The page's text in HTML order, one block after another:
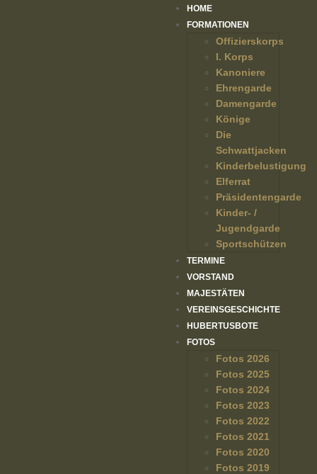
HOME
FORMATIONEN
Offizierskorps
I. Korps
Kanoniere
Ehrengarde
Damengarde
Könige
Die
Schwattjacken
Kinderbelustigung
Elferrat
Präsidentengarde
Kinder- /
Jugendgarde
Sportschützen
TERMINE
VORSTAND
MAJESTÄTEN
VEREINSGESCHICHTE
HUBERTUSBOTE
FOTOS
Fotos 2026
Fotos 2025
Fotos 2024
Fotos 2023
Fotos 2022
Fotos 2021
Fotos 2020
Fotos 2019